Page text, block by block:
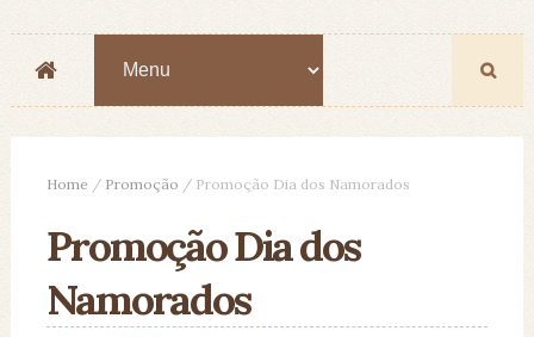
Home / Promoção / Promoção Dia dos Namorados
Promoção Dia dos
Namorados